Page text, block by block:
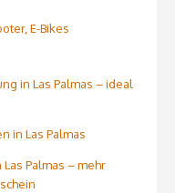
E-Bikes
in Las Palmas – ideal
in Las Palmas
Palmas – mehr